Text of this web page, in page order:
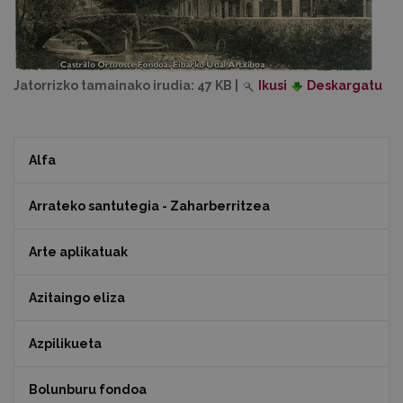
Jatorrizko tamainako irudia: 47 KB Ikusi Deskargatu
Alfa
Arrateko santutegia - Zaharberritzea
Arte aplikatuak
Azitaingo eliza
Azpilikueta
Bolunburu fondoa